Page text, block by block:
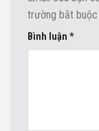
trường bắt
Bình luận *